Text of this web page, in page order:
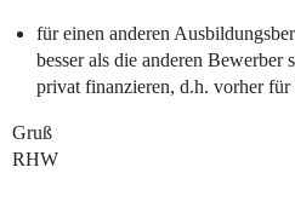
für einen anderen
besser als die anderen Bewerber
privat finanzieren, d.h. vorher für
Gruß
RHW